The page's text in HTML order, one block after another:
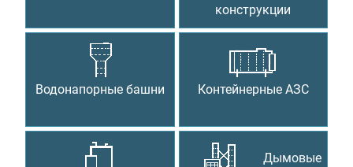
конструкции
Водонапорные башни Контейнерные АЗС
Дымовые